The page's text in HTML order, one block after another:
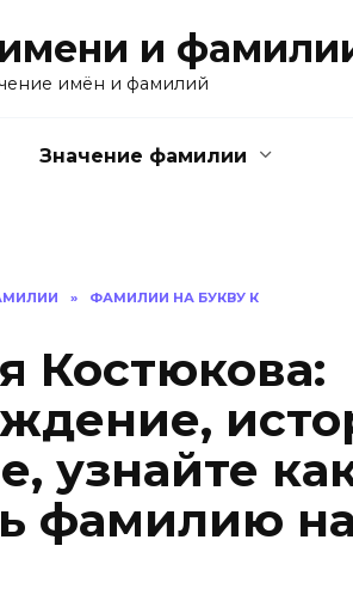
и
имён и фамилий
Значение фамилии
» ФАМИЛИИ НА БУКВУ К
Костюкова:
узнайте
фамилию